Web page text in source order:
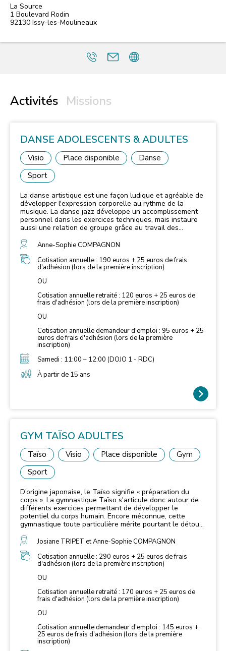
La Source
1 Boulevard Rodin
92130 Issy-les-Moulineaux
Activités Missions
DANSE ADOLESCENTS & ADULTES
Visio Place disponible
Danse
Sport
La danse artistique est une façon ludique et agréable de
développer l'expression corporelle au rythme de la
musique. La danse jazz développe un accomplissement
personnel dans les exercices techniques, mais instaure
aussi une relation de groupe grâce au travail des
soi et le bien-être au travers de la pratique physique et
intellectuelle de cet art. Basé sur la danse jazz, la danse
contemporaine, le hip-hop et la danse classique, les
cours se composent d'exercices d’échauffements, de
placements techniques et de chorégraphies dans une
ambiance décontractée.
Anne-Sophie COMPAGNON
Cotisation annuelle : 190 euros + 25 euros de frais
d'adhésion (lors de la première inscription)
OU
Cotisation annuelle retraité : 120 euros + 25 euros de
frais d'adhésion (lors de la première inscription)
OU
Cotisation annuelle demandeur d'emploi : 95 euros + 25
euros de frais d'adhésion (lors de la première
inscription)
Samedi : 11:00 – 12:00 (DOJO 1 - RDC)
À partir de 15 ans
GYM TAÏSO ADULTES
Taïso Visio Place disponible
Gym
Sport
D’origine japonaise, le Taïso signifie « préparation du
corps ». La gymnastique Taïso s'articule donc autour de
différents exercices permettant de développer le
potentiel du corps humain. Encore méconnue, cette
gymnastique toute particulière mérite pourtant le détour.
combat, notamment le judo. Et beaucoup d’autres
simplement pour se remettre au sport ou entretenir leur
forme physique. Cette discipline intéresse un public de
plus en plus large, sans limite d’âge, qui n’a pas
forcément pratiqué un sport auparavant et qui recherche
un loisir axé sur la culture et l’entretien physique. C'est
un cours ludique qui représente une approche de
renforcement musculaire, cuisses, abdos fessiers,
étirements sans aucun danger de blessure avec une
Josiane TRIPET et Anne-Sophie COMPAGNON
Cotisation annuelle : 290 euros + 25 euros de frais
d'adhésion (lors de la première inscription)
OU
Cotisation annuelle retraité : 170 euros + 25 euros de
frais d'adhésion (lors de la première inscription)
OU
Cotisation annuelle demandeur d'emploi : 145 euros +
25 euros de frais d'adhésion (lors de la première
inscription)